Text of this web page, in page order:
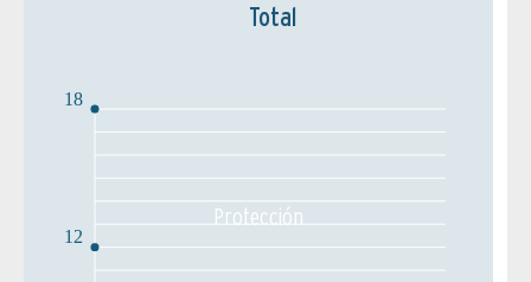
Total
12
18
Protección